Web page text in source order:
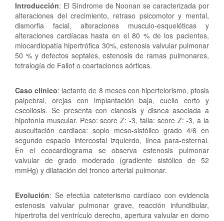
Introducción: El Síndrome de Noonan se caracterizada por
alteraciones del crecimiento, retraso psicomotor y mental,
dismorfia facial, alteraciones musculo-esqueléticas y
alteraciones cardíacas hasta en el 80 % de los pacientes,
miocardiopatía hipertrófica 30%, estenosis valvular pulmonar
50 % y defectos septales, estenosis de ramas pulmonares,
tetralogía de Fallot o coartaciones aórticas.
Caso clínico: lactante de 8 meses con hipertelorismo, ptosis
palpebral, orejas con implantación baja, cuello corto y
escoliosis. Se presenta con cianosis y disnea asociada a
hipotonía muscular. Peso: score Z: -3, talla: score Z: -3, a la
auscultación cardiaca: soplo meso-sistólico grado 4/6 en
segundo espacio intercostal izquierdo, línea para-esternal.
En el ecocardiograma se observa estenosis pulmonar
valvular de grado moderado (gradiente sistólico de 52
mmHg) y dilatación del tronco arterial pulmonar.
Evolución: Se efectúa cateterismo cardíaco con evidencia
estenosis valvular pulmonar grave, reacción infundibular,
hipertrofia del ventrículo derecho, apertura valvular en domo